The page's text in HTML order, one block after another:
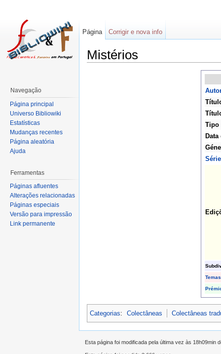
Mistérios
Tipo
Série
Temas
Categorias: Colectâneas Colectâneas
Página Corrigir e nova info
Navegação
Página principal
Universo Bibliowiki
Estatísticas
Mudanças recentes
Página aleatória
Ajuda
Ferramentas
Páginas afluentes
Alterações relacionadas
Páginas especiais
Versão para impressão
Link permanente
Esta página foi modificada pela última vez às 18h09min